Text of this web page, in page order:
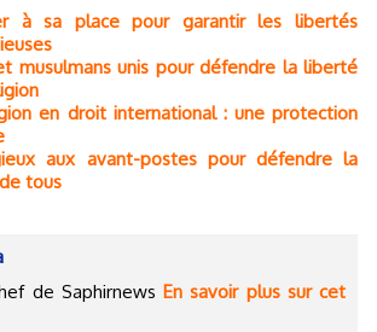
à sa place pour garantir les libertés
musulmans unis pour défendre la liberté
en droit international : une protection
aux avant-postes pour défendre la
tous
de SaphirnewsEn savoir plus sur cet